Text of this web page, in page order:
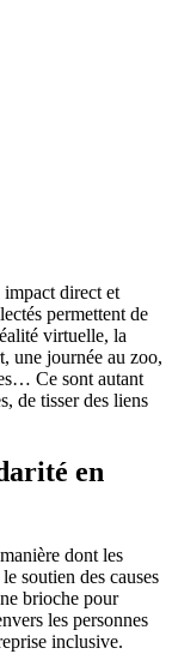
direct et
permettent de
virtuelle, la
une journée au zoo,
Ce sont autant
de tisser des liens
en
dont les
soutien des causes
brioche pour
les personnes
inclusive.